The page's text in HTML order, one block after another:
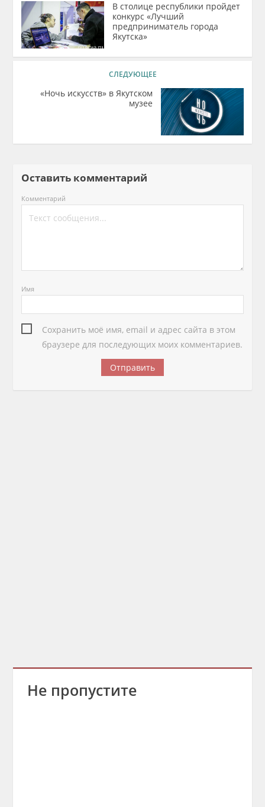
В столице республики пройдет
конкурс «Лучший
предприниматель города
Якутска»
СЛЕДУЮЩЕЕ
«Ночь искусств» в Якутском
музее
Оставить комментарий
Комментарий
Имя
Сохранить моё имя, email и адрес сайта в этом
браузере для последующих моих комментариев.
Не пропустите